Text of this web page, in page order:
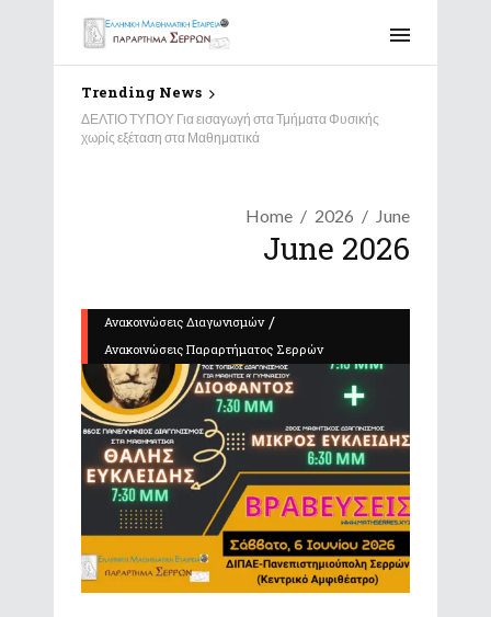
Trending News
ΔΕΛΤΙΟ ΤΥΠΟΥ Για εισαγωγή στα Τμήματα Φυσικής
χωρίς εξέταση στα Μαθηματικά
Home 2026 June
June 2026
Ανακοινώσεις Διαγωνισμών/
Ανακοινώσεις Παραρτήματος Σερρών